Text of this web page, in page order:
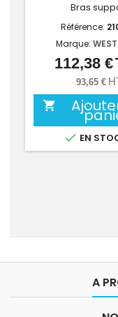
Bras
Référence:
Marque:
Prix
112,38 €
93,65 €

 EN
A